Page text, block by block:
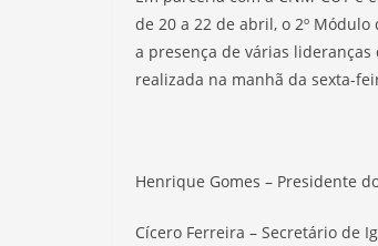
de 20 a 22 de abril, o 2º
a presença de várias
realizada na manhã da sexta-
Henrique Gomes – Presidente
Cícero Ferreira – Secretário de